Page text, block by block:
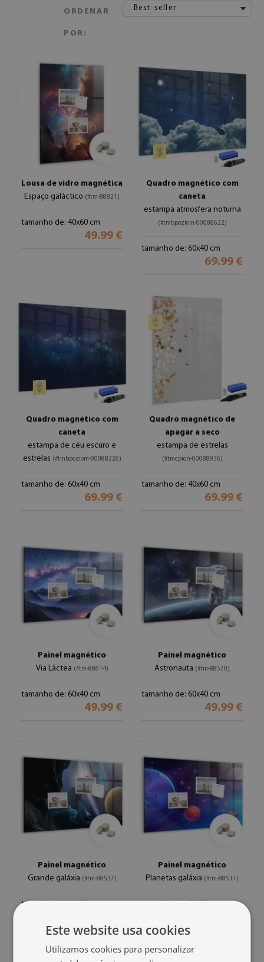
ORDENAR
POR:
Best-seller
Lousa de vidro magnética
Espaço galáctico (#tm-88821)
tamanho de: 40x60 cm
49.99 €
Quadro magnético com
caneta
estampa atmosfera noturna
(#tmbpoziom-00088622)
tamanho de: 60x40 cm
69.99 €
Quadro magnético com
caneta
estampa de céu escuro e
estrelas (#tmbpoziom-00088226)
tamanho de: 60x40 cm
69.99 €
Quadro magnético de
apagar a seco
estampa de estrelas
(#tmcpion-00088936)
tamanho de: 40x60 cm
69.99 €
Painel magnético
Via Láctea (#tm-88614)
tamanho de: 60x40 cm
49.99 €
Painel magnético
Astronauta (#tm-88570)
tamanho de: 60x40 cm
49.99 €
Painel magnético
Grande galáxia (#tm-88537)
tamanho de: 60x40 cm
Painel magnético
Planetas galáxia (#tm-88511)
Este website usa cookies
Utilizamos cookies para personalizar